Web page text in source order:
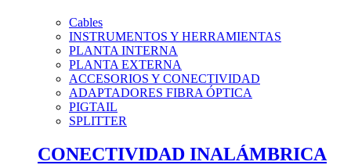
Cables
INSTRUMENTOS Y HERRAMIENTAS
PLANTA INTERNA
PLANTA EXTERNA
ACCESORIOS Y CONECTIVIDAD
ADAPTADORES FIBRA ÓPTICA
PIGTAIL
SPLITTER
CONECTIVIDAD INALÁMBRICA